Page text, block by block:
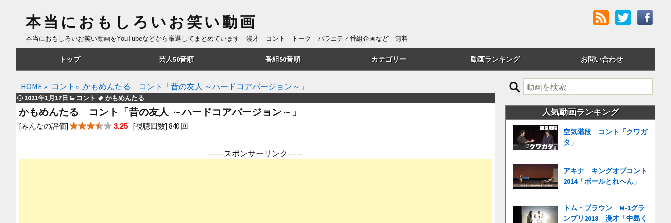
本当におもしろいお笑い動画
本当におもしろいお笑い動画をYouTubeなどから厳選してまとめています 漫才 コント トーク バラエティ番組企画など 無料
ン
ツ
へ
移
トップ 芸人50音順
あ行
か行
さ行
番組50音順
あ行
か行
カテゴリー
漫才
動画ランキング
24時間アクセス
お問い合わせ
HOME » コント » かもめんたる コント「昔の友人 ～ハードコアバージョン～」
2021年1月17日 コント かもめんたる
かもめんたる コント「昔の友人 ～ハードコアバージョン～」
[みんなの評価] 3.25 [視聴回数] 840 回
-----スポンサーリンク-----
検
索:
人気動画ランキング
空気階段 コント「クワガ
タ」
アキナ キングオブコント
2014「ボールとれへん」
トム・ブラウン M-1グラ
ンプリ2018 漫才「中島く